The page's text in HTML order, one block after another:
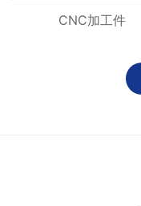
CNC加工件